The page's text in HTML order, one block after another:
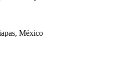
México